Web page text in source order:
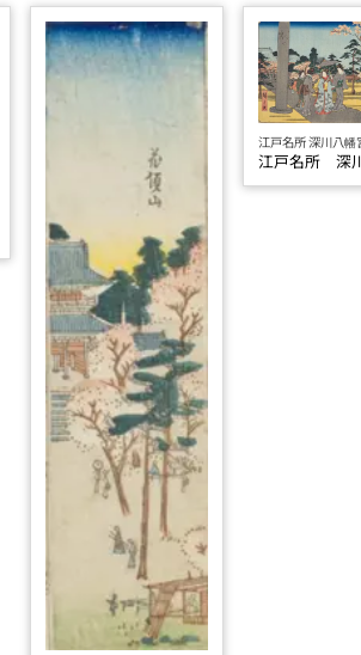
江戸名所 深川八幡
江戸名所 深